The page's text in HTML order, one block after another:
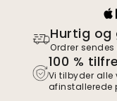
Hurtig og
Ordrer
100 %
Vi tilbyder alle
afinstallerede